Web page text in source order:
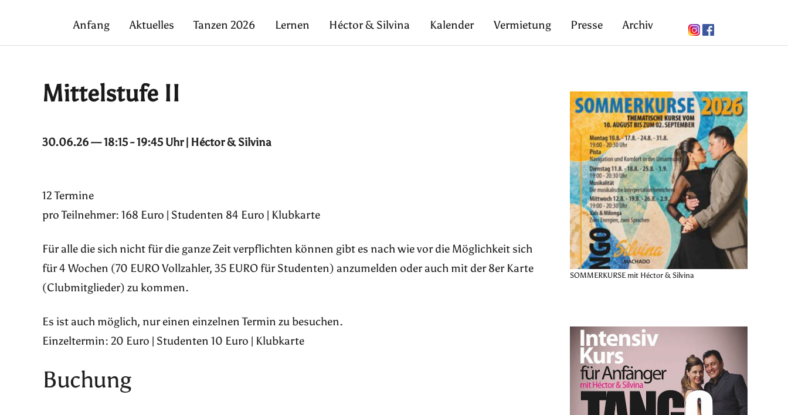
Anfang Aktuelles Tanzen 2026 Lernen Héctor & Silvina Kalender Vermietung Presse Archiv
Mittelstufe II
30.06.26 — 18:15 - 19:45 Uhr | Héctor & Silvina
12 Termine
pro Teilnehmer: 168 Euro | Studenten 84 Euro | Klubkarte
Für alle die sich nicht für die ganze Zeit verpflichten können gibt es nach wie vor die Möglichkeit sich
für 4 Wochen (70 EURO Vollzahler, 35 EURO für Studenten) anzumelden oder auch mit der 8er Karte
(Clubmitglieder) zu kommen.
Es ist auch möglich, nur einen einzelnen Termin zu besuchen.
Einzeltermin: 20 Euro | Studenten 10 Euro | Klubkarte
Buchung
SOMMERKURSE mit Héctor & Silvina